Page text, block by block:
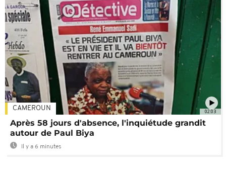
02:03
CAMEROUN
Après 58 jours d'absence, l'inquiétude grandit
autour de Paul Biya
Il y a 6 minutes